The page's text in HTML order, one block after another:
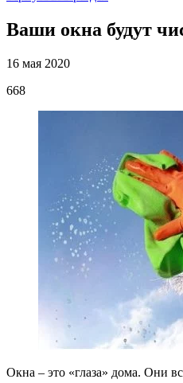
Ваши окна будут
16 мая 2020
668
Окна – это «глаза» дома. Они